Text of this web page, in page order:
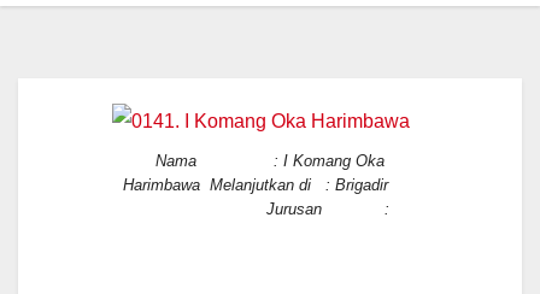
Nama : I Komang Oka
Harimbawa Melanjutkan di : Brigadir
Jurusan :